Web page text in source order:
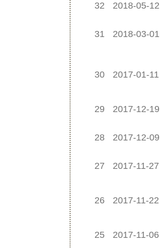
32
2018-05-12
31 2018-03-01
30 2017-01-11
29 2017-12-19
28 2017-12-09
27 2017-11-27
26 2017-11-22
25 2017-11-06